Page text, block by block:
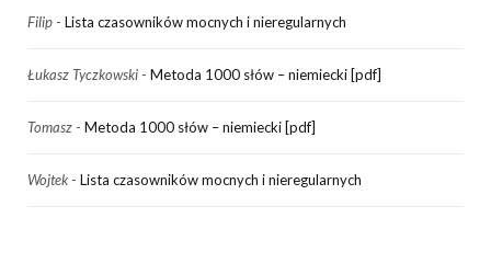
Filip - Lista czasowników mocnych i nieregularnych
Łukasz Tyczkowski - Metoda 1000 słów – niemiecki [pdf]
Tomasz - Metoda 1000 słów – niemiecki [pdf]
Wojtek - Lista czasowników mocnych i nieregularnych